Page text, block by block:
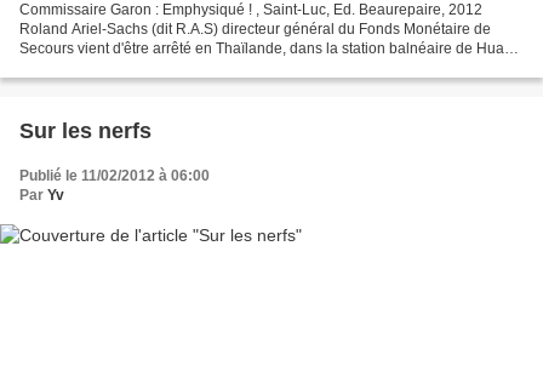
Commissaire Garon : Emphysiqué ! , Saint-Luc, Ed. Beaurepaire, 2012
Roland Ariel-Sachs (dit R.A.S) directeur général du Fonds Monétaire de
Secours vient d'être arrêté en Thaïlande, dans la station balnéaire de Hua
Sur les nerfs
Publié le 11/02/2012 à 06:00
Par Yv